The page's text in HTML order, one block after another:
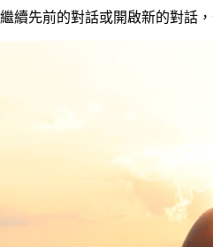
繼續先前的對話或開啟新的對話